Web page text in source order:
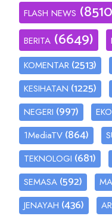
FLASH NEWS
BERITA (6649)
KOMENTAR (2513)
KESIHATAN (1225)
NEGERI (997)
1MediaTV (864)
TEKNOLOGI (681)
SEMASA (592)
JENAYAH (436)